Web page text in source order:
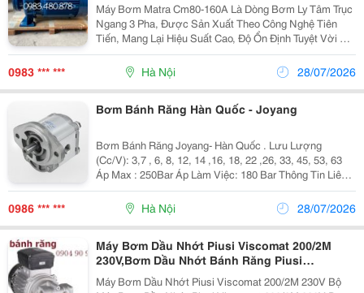
Máy Bơm Matra Cm80-160A Là Dòng Bơm Ly Tâm Trục
Ngang 3 Pha, Được Sản Xuất Theo Công Nghệ Tiên
Tiến, Mang Lại Hiệu Suất Cao, Độ Ổn Định Tuyệt Vời Và
Chi Phí Bảo Trì Thấp. Sản Phẩm Thường Được Lựa
Chọn Để Bơm Nước Sạch, Tăng Áp Sinh Hoạt, Tưới
Tiêu,...
0983 *** *** Hà Nội 28/07/2026
Bơm Bánh Răng Hàn Quốc - Joyang
Bơm Bánh Răng Joyang- Hàn Quốc . Lưu Lượng
(Cc/V): 3,7 , 6, 8, 12, 14 ,16, 18, 22 ,26, 33, 45, 53, 63
Áp Max : 250Bar Áp Làm Việc: 180 Bar Thông Tin Liên
Hệ Mr. Dũng Số 2 Ngõ 125 Phố Vĩnh Phúc Quận Ba
Đình, Hà Nội , Việt Nam....
0986 *** *** Hà Nội 28/07/2026
Máy Bơm Dầu Nhớt Piusi Viscomat 200/2M
230V,Bơm Dầu Nhớt Bánh Răng Piusi
200/2M,Bơm Dầu Nhớt Mini 220V
Máy Bơm Dầu Nhớt Piusi Viscomat 200/2M 230V Bộ